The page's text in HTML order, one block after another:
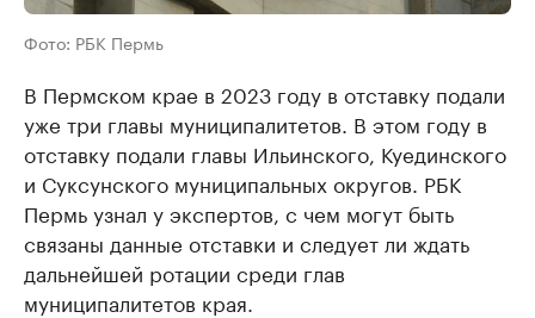
Фото: РБК Пермь
В Пермском крае в 2023 году в отставку подали
уже три главы муниципалитетов. В этом году в
отставку подали главы Ильинского, Куединского
и Суксунского муниципальных округов. РБК
Пермь узнал у экспертов, с чем могут быть
связаны данные отставки и следует ли ждать
дальнейшей ротации среди глав
муниципалитетов края.